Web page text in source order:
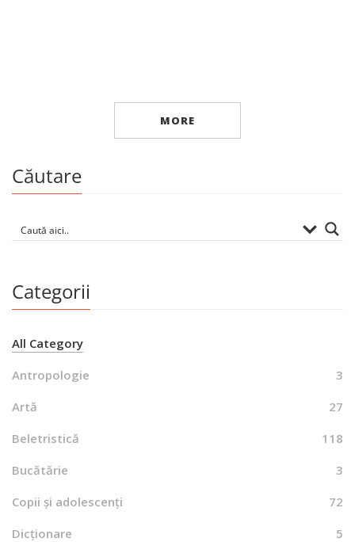
MORE
Căutare
Categorii
All Category
Antropologie
3
Artă
27
Beletristică
118
Bucătărie
3
Copii și adolescenți
72
Dicționare
5